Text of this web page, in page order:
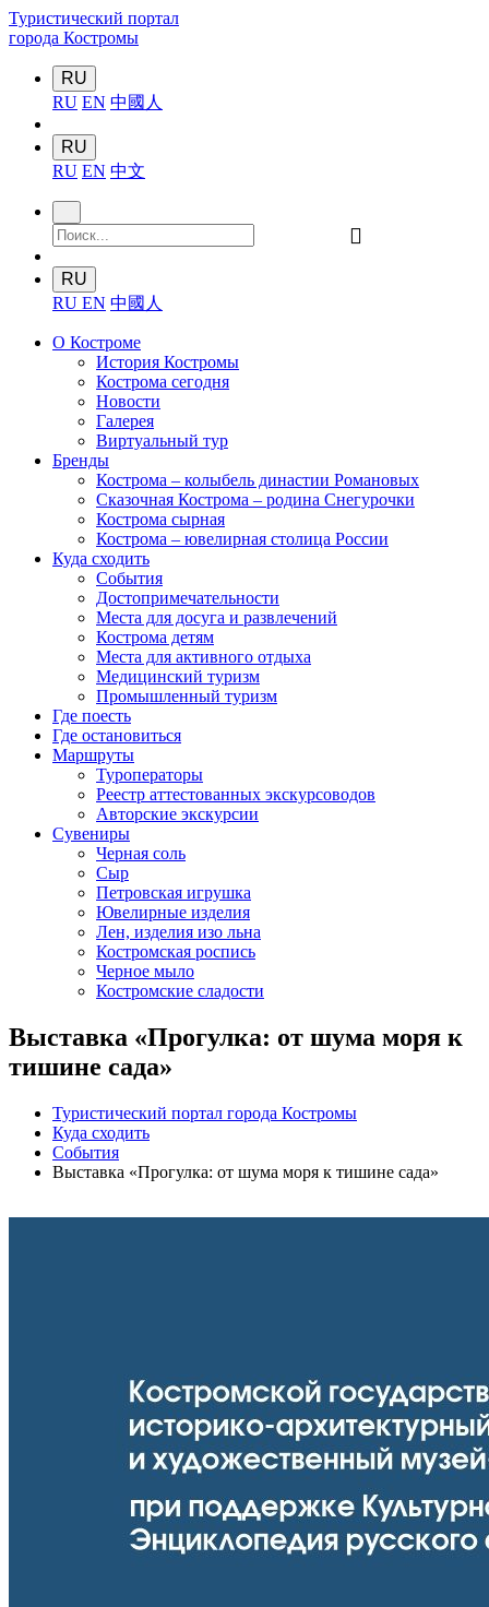
Туристический портал
города Костромы
RU
RU EN 中國人
RU
RU EN 中文
󰍉
RU
RU EN 中國人
О Костроме
История Костромы
Кострома сегодня
Новости
Галерея
Виртуальный тур
Бренды
Кострома – колыбель династии Романовых
Сказочная Кострома – родина Снегурочки
Кострома сырная
Кострома – ювелирная столица России
Куда сходить
События
Достопримечательности
Места для досуга и развлечений
Кострома детям
Места для активного отдыха
Медицинский туризм
Промышленный туризм
Где поесть
Где остановиться
Маршруты
Туроператоры
Реестр аттестованных экскурсоводов
Авторские экскурсии
Сувениры
Черная соль
Сыр
Петровская игрушка
Ювелирные изделия
Лен, изделия изо льна
Костромская роспись
Черное мыло
Костромские сладости
Выставка «Прогулка: от шума моря к
тишине сада»
Туристический портал города Костромы
Куда сходить
События
Выставка «Прогулка: от шума моря к тишине сада»